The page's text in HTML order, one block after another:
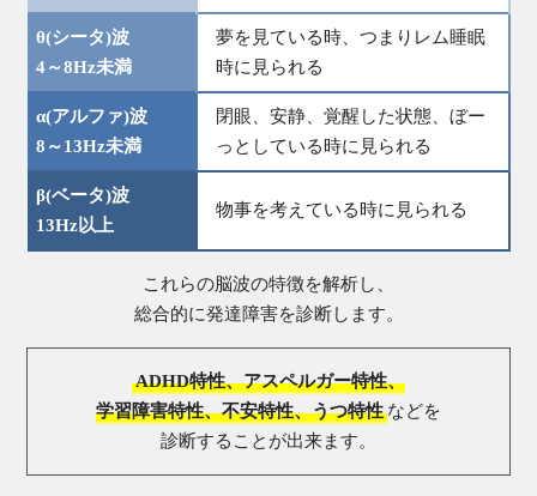
θ(シータ)波
4～8Hz未満
夢を見ている時、つまりレム睡眠
時に見られる
α(アルファ)波
8～13Hz未満
閉眼、安静、覚醒した状態、ぼー
っとしている時に見られる
β(ベータ)波
13Hz以上
物事を考えている時に見られる
これらの脳波の特徴を解析し、
総合的に発達障害を診断します。
ADHD特性、アスペルガー特性、
学習障害特性、不安特性、うつ特性 などを
診断することが出来ます。